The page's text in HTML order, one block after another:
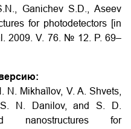
Ganichev S.D., Aseev
for photodetectors [in
2009. V. 76. № 12. P. 69–
N. Mikhaĭlov, V. A. Shvets,
N. Danilov, and S. D.
nanostructures for